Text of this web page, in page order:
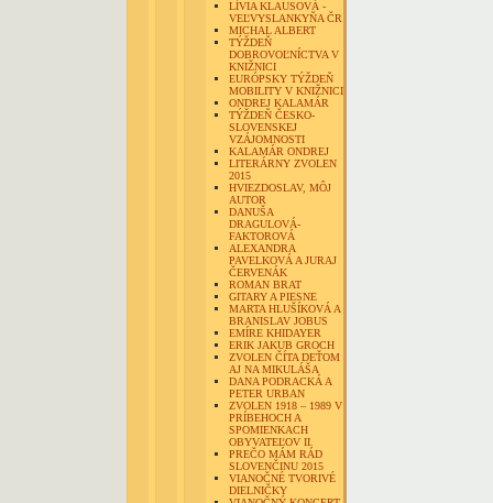
LÍVIA KLAUSOVÁ -
VEĽVYSLANKYŇA ČR
MICHAL ALBERT
TÝŽDEŇ
DOBROVOĽNÍCTVA V
KNIŽNICI
EURÓPSKY TÝŽDEŇ
MOBILITY V KNIŽNICI
ONDREJ KALAMÁR
TÝŽDEŇ ČESKO-
SLOVENSKEJ
VZÁJOMNOSTI
KALAMÁR ONDREJ
LITERÁRNY ZVOLEN
2015
HVIEZDOSLAV, MÔJ
AUTOR
DANUŠA
DRAGULOVÁ-
FAKTOROVÁ
ALEXANDRA
PAVELKOVÁ A JURAJ
ČERVENÁK
ROMAN BRAT
GITARY A PIESNE
MARTA HLUŠÍKOVÁ A
BRANISLAV JOBUS
EMÍRE KHIDAYER
ERIK JAKUB GROCH
ZVOLEN ČÍTA DEŤOM
AJ NA MIKULÁŠA
DANA PODRACKÁ A
PETER URBAN
ZVOLEN 1918 – 1989 V
PRÍBEHOCH A
SPOMIENKACH
OBYVATEĽOV II.
PREČO MÁM RÁD
SLOVENČINU 2015
VIANOČNÉ TVORIVÉ
DIELNIČKY